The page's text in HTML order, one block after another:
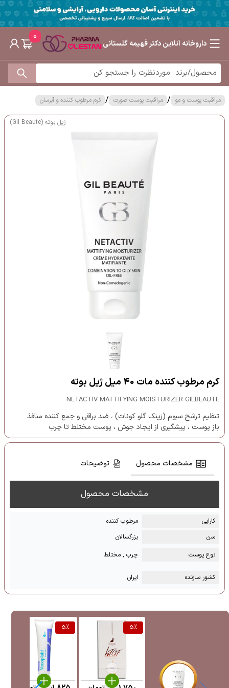
داروخانه آنلاین دکتر فهیمه گلستانی
0
مراقبت پوست و مو / مراقبت پوست صورت / کرم مرطوب کننده و آبرسان
ژیل بوته (Gil Beaute)
کرم مرطوب کننده مات 40 میل ژیل بوته
NETACTIV MATTIFYING MOISTURIZER GILBEAUTE
تنظیم ترشح سبوم (زینک گلو کونات) ، ضد براقی و جمع کننده منافذ
باز پوست ، پیشگیری از ایجاد جوش ، پوست مختلط تا چرب
مشخصات محصول توضیحات
مشخصات محصول
کارایی
مرطوب کننده
سن
بزرگسالان
نوع پوست
چرب , مختلط
کشور سازنده ایران
5%
5%